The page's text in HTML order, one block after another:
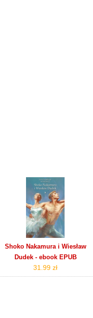
Shoko Nakamura i Wiesław
Dudek - ebook EPUB
31.99 zł